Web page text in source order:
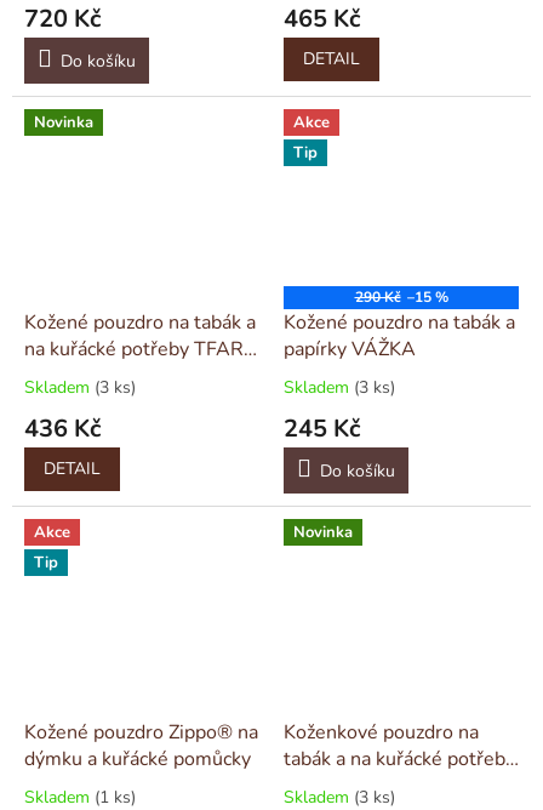
720 Kč
Do košíku
465 Kč
DETAIL
Novinka
Kožené pouzdro na tabák a
na kuřácké potřeby TFAR
III
Skladem (3 ks)
436 Kč
DETAIL
Akce
Tip
290 Kč –15 %
Kožené pouzdro na tabák a
papírky VÁŽKA
Skladem (3 ks)
245 Kč
Do košíku
Akce
Tip
Kožené pouzdro Zippo® na
dýmku a kuřácké pomůcky
Skladem (1 ks)
Novinka
Koženkové pouzdro na
tabák a na kuřácké potřeby
PASTEL
Skladem (3 ks)